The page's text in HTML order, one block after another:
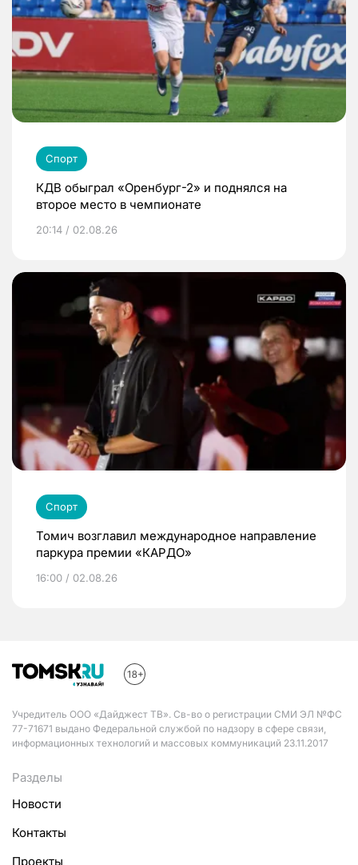
Спорт
КДВ обыграл «Оренбург-2» и поднялся на
второе место в чемпионате
20:14 / 02.08.26
Спорт
Томич возглавил международное направление
паркура премии «КАРДО»
16:00 / 02.08.26
Учредитель ООО «Дайджест ТВ». Св-во о регистрации СМИ ЭЛ №ФС
77-71671 выдано Федеральной службой по надзору в сфере связи,
информационных технологий и массовых коммуникаций 23.11.2017
Разделы
Новости
Контакты
Проекты